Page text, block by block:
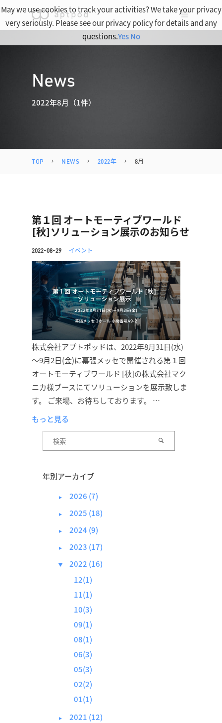
News
2022年8月（1件）
TOP NEWS 2022年 8月
第１回 オートモーティブワールド
[秋]ソリューション展示のお知らせ
2022-08-29 イベント
株式会社アプトポッドは、2022年8月31日(水)
～9月2日(金)に幕張メッセで開催される第１回
オートモーティブワールド [秋]の株式会社マク
ニカ様ブースにてソリューションを展示致しま
す。 ご来場、お待ちしております。 …
もっと見る
年別アーカイブ
► 2026 (7)
► 2025 (18)
► 2024 (9)
► 2023 (17)
▼
2022 (16)
12(1)
11(1)
10(3)
09(1)
08(1)
06(3)
05(3)
02(2)
01(1)
► 2021 (12)
May we use cookies to track your activities? We take your privacy
very seriously. Please see our privacy policy for details and any
questions.Yes No